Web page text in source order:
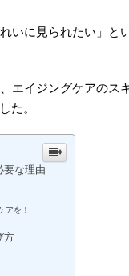
いに見られたい」と
エイジングケアのス
た。
要な理由
アを！
方